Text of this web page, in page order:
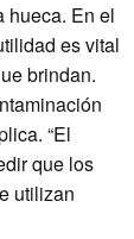
hueca. En el
es vital
brindan.
“El
que los
utilizan